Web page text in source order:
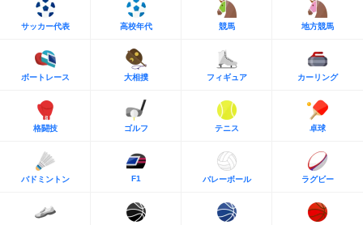
サッカー代表 高校年代 競馬 地方競馬
ボートレース 大相撲 フィギュア カーリング
格闘技 ゴルフ テニス 卓球
バドミントン F1 バレーボール ラグビー